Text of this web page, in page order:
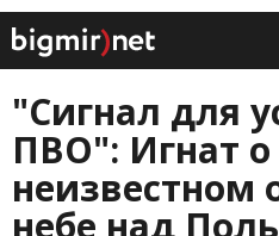
"Сигнал для
ПВО": Игнат о
неизвестном